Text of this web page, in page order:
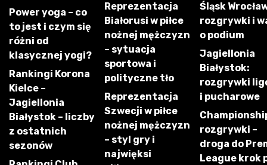
Power yoga – co
to jest i czym się
różni od
klasycznej yogi?
Rankingi Korona
Kielce –
Jagiellonia
Białystok – liczby
z ostatnich
sezonów
Reprezentacja
Białorusi w piłce
nożnej mężczyzn
– sytuacja
sportowa i
polityczne tło
Reprezentacja
Szwecji w piłce
nożnej mężczyzn
– styl gry i
najwięksi
Śląsk
rozgrywki i
o podium
Jagiellonia
Białystok:
rozgrywki
i pucharowe
rozgrywki –
droga do
League krok